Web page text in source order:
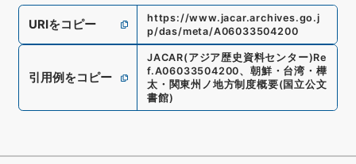
URIをコピー
https://www.jacar.archives.go.j
p/das/meta/A06033504200
引用例をコピー
JACAR(アジア歴史資料センター)Re
f.A06033504200、 朝鮮・台湾・樺
太・関東州ノ地方制度概要(国立公文
書館)